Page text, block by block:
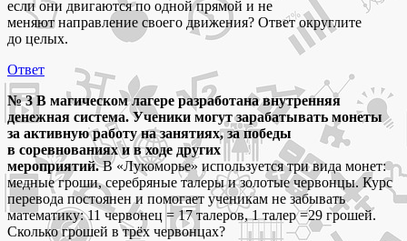
если они двигаются по одной прямой и не
меняют направление своего движения? Ответ округлите
до целых.
Ответ
№ 3 В магическом лагере разработана внутренняя
денежная система. Ученики могут зарабатывать монеты
за активную работу на занятиях, за победы
в соревнованиях и в ходе других
мероприятий.В «Лукоморье» используется три вида монет:
медные гроши, серебряные талеры и золотые червонцы. Курс
перевода постоянен и помогает ученикам не забывать
математику: 11 червонец = 17 талеров, 1 талер =29 грошей.
Сколько грошей в трёх червонцах?